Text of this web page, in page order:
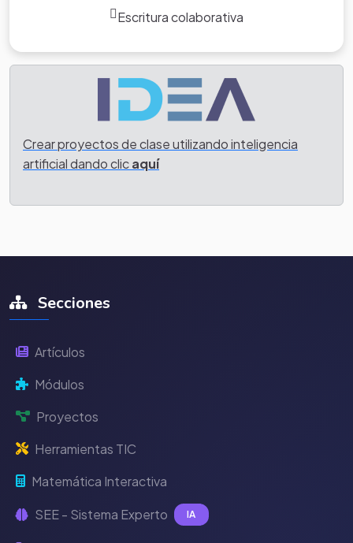
Escritura colaborativa
Crear proyectos de clase utilizando inteligencia
artificial dando clicaquí
Secciones
Artículos
Módulos
Proyectos
Herramientas TIC
Matemática Interactiva
SEE - Sistema Experto IA